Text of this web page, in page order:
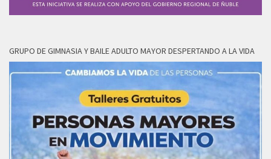
GRUPO DE GIMNASIA Y BAILE ADULTO MAYOR DESPERTANDO A LA VIDA